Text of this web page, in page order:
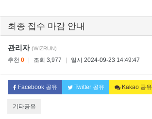
최종 접수 마감 안내
관리자 (WIZRUN)
추천 0 | 조회 3,977 | 일시 2024-09-23 14:49:47
Facebook 공유 Twitter 공유 Kakao 공유
기타공유